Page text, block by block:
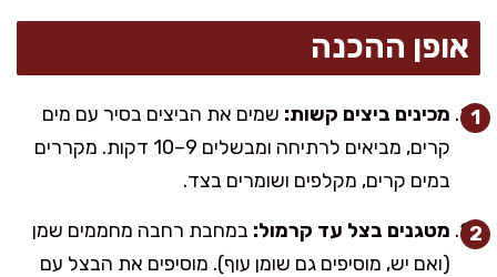
אופן ההכנה
מכינים ביצים קשות: שמים את הביצים בסיר עם מים
קרים, מביאים לרתיחה ומבשלים 9–10 דקות. מקררים
במים קרים, מקלפים ושומרים בצד.
מטגנים בצל עד קרמול: במחבת רחבה מחממים שמן
(ואם יש, מוסיפים גם שומן עוף). מוסיפים את הבצל עם